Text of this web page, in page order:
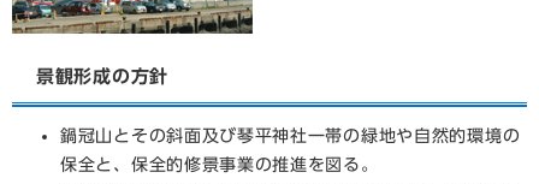
景観形成の方針
鍋冠山とその斜面及び琴平神社一帯の緑地や自然的環境の
保全と、保全的修景事業の推進を図る。